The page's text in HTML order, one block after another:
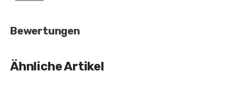
Bewertungen
Ähnliche Artikel